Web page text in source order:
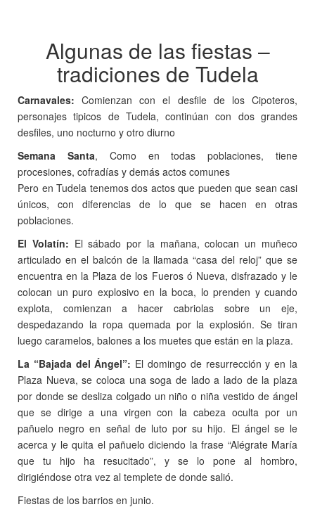
Algunas de las fiestas –
tradiciones de Tudela
Carnavales: Comienzan con el desfile de los Cipoteros,
personajes tipicos de Tudela, continúan con dos grandes
desfiles, uno nocturno y otro diurno
Semana Santa, Como en todas poblaciones, tiene
procesiones, cofradías y demás actos comunes
Pero en Tudela tenemos dos actos que pueden que sean casi
únicos, con diferencias de lo que se hacen en otras
poblaciones.
El Volatín: El sábado por la mañana, colocan un muñeco
articulado en el balcón de la llamada “casa del reloj” que se
encuentra en la Plaza de los Fueros ó Nueva, disfrazado y le
colocan un puro explosivo en la boca, lo prenden y cuando
explota, comienzan a hacer cabriolas sobre un eje,
despedazando la ropa quemada por la explosión. Se tiran
luego caramelos, balones a los muetes que están en la plaza.
La “Bajada del Ángel”: El domingo de resurrección y en la
Plaza Nueva, se coloca una soga de lado a lado de la plaza
por donde se desliza colgado un niño o niña vestido de ángel
que se dirige a una virgen con la cabeza oculta por un
pañuelo negro en señal de luto por su hijo. El ángel se le
acerca y le quita el pañuelo diciendo la frase “Alégrate María
que tu hijo ha resucitado”, y se lo pone al hombro,
dirigiéndose otra vez al templete de donde salió.
Fiestas de los barrios en junio.